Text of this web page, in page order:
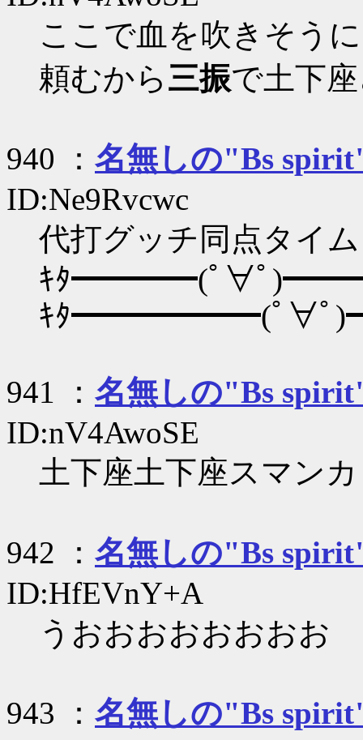
ここで血を吹きそう
頼むから三振で土下
940 ： 名無しの"Bs
ID:Ne9Rvcwc
代打グッチ同点タイ
ｷﾀ━━━━(ﾟ∀ﾟ
ｷﾀ━━━━━━(ﾟ∀ﾟ
941 ： 名無しの"Bs
ID:nV4AwoSE
土下座土下座スマン
942 ： 名無しの"Bs
ID:HfEVnY+A
うおおおおおおおお
943 ： 名無しの"Bs